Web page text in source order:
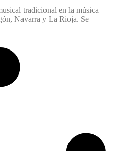
tradicional en la música
Navarra y La Rioja. Se